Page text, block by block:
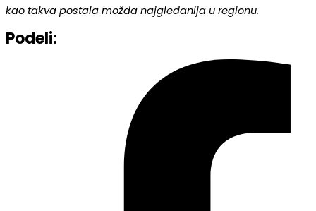
kao takva postala možda najgledanija u regionu.
Podeli: